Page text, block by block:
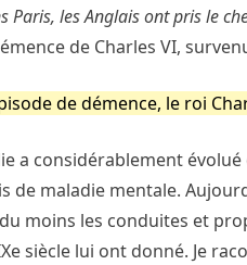
Paris, les Anglais ont pris le
de Charles VI,
de démence, le roi
a considérablement évolué
de maladie mentale.
moins les conduites et
siècle lui ont donné. Je